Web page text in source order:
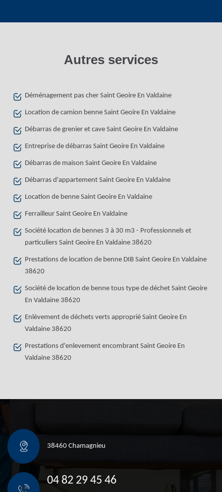
Autres services
Déménagement pas cher Saint Geoire En Valdaine
Location de camion benne Saint Geoire En Valdaine
Débarras de grenier et cave Saint Geoire En Valdaine
Entreprise de débarras Saint Geoire En Valdaine
Débarras de maison Saint Geoire En Valdaine
Débarras d'appartement Saint Geoire En Valdaine
Location de benne Saint Geoire En Valdaine
Ferrailleur Saint Geoire En Valdaine
Société location de bennes 3 à 30 m3 - Professionnels et
particuliers Saint Geoire En Valdaine 38620
Prestations de location de benne DIB Saint Geoire En Valdaine
38620
Société de location de benne tous type de déchet Saint Geoire
En Valdaine 38620
Enlèvement de déchets verts approprié Saint Geoire En
Valdaine 38620
Prestations d'enlevement encombrant Saint Geoire En
Valdaine 38620
38460 Chamagnieu
04 82 29 45 46